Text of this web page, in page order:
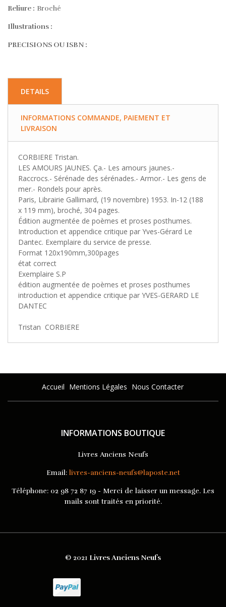
Reliure : Broché
Illustrations :
PRECISIONS OU ISBN :
DETAILS
INFORMATIONS COMMANDE, PAIEMENT ET
LIVRAISON
CORBIERE Tristan.‎
‎LES AMOURS JAUNES. Ça.- Les amours jaunes.-
Raccrocs.- Sérénade des sérénades.- Armor.- Les gens de
mer.- Rondels pour après.‎
‎Paris, Librairie Gallimard, (19 novembre) 1953. In-12 (188
x 119 mm), broché, 304 pages.‎
‎Édition augmentée de poèmes et proses posthumes.
Introduction et appendice critique par Yves-Gérard Le
Dantec. Exemplaire du service de presse.
Format 120x190mm,300pages
état correct
Exemplaire S.P
édition augmentée de poèmes et proses posthumes
introduction et appendice critique par YVES-GERARD LE
DANTEC
Tristan‎ ‎ CORBIERE
Accueil Mentions Légales Nous Contacter
INFORMATIONS BOUTIQUE
Livres Anciens Neufs
Email: livres-anciens-neufs@laposte.net
Téléphone: 02 98 72 87 19 - Merci de laisser un message. Les
mails sont traités en priorité.
© 2021 Livres Anciens Neufs